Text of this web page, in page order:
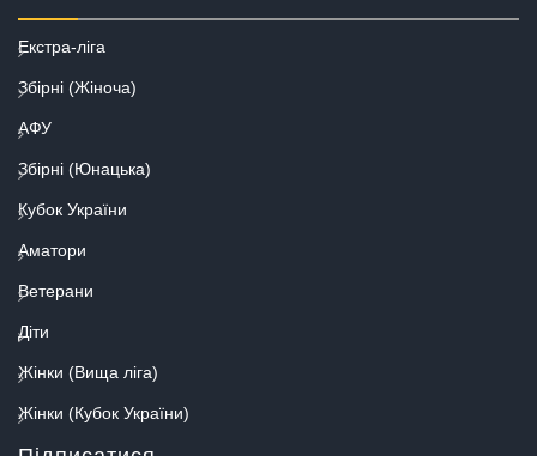
Екстра-ліга
Збірні (Жіноча)
АФУ
Збірні (Юнацька)
Кубок України
Аматори
Ветерани
Діти
Жінки (Вища ліга)
Жінки (Кубок України)